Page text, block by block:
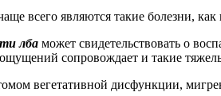
всего являются такие болезни,
лба может свидетельствовать о
сопровождает и такие
вегетативной дисфункции,